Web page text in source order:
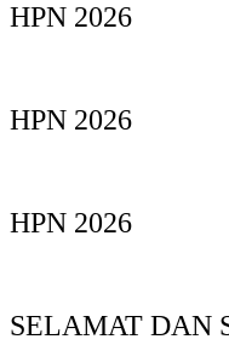
HPN 2026
HPN 2026
HPN 2026
SELAMAT DAN